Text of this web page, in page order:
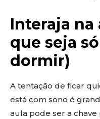
Interaja na
que seja
dormir)
A tentação de ficar
está com sono é
aula pode ser a chave